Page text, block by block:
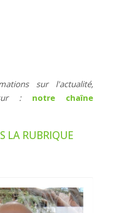
sur l'actualité,
sur : notre chaîne
LA RUBRIQUE